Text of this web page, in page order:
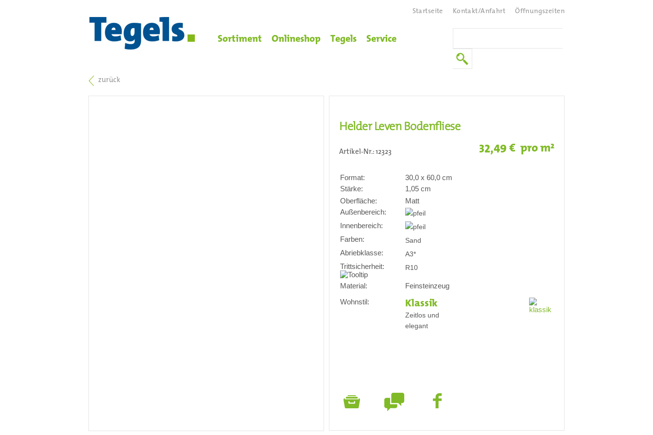
Startseite Kontakt/Anfahrt Öffnungszeiten
Sortiment Onlineshop Tegels Service
zurück
Helder Leven Bodenfliese
Artikel-Nr.: 12323 € pro m²
32,49
Format:
30,0 x 60,0 cm
Stärke:
1,05 cm
Oberfläche:
Matt
Außenbereich:
Innenbereich:
Farben:
Sand
Abriebklasse: A3*
Trittsicherheit: R10
Material:
Feinsteinzeug
Wohnstil:
Klassik
Zeitlos und
elegant